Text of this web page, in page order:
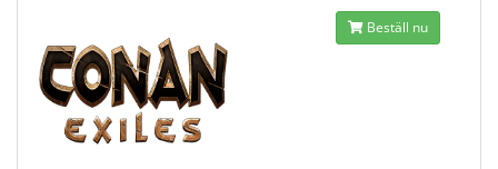
Beställ nu